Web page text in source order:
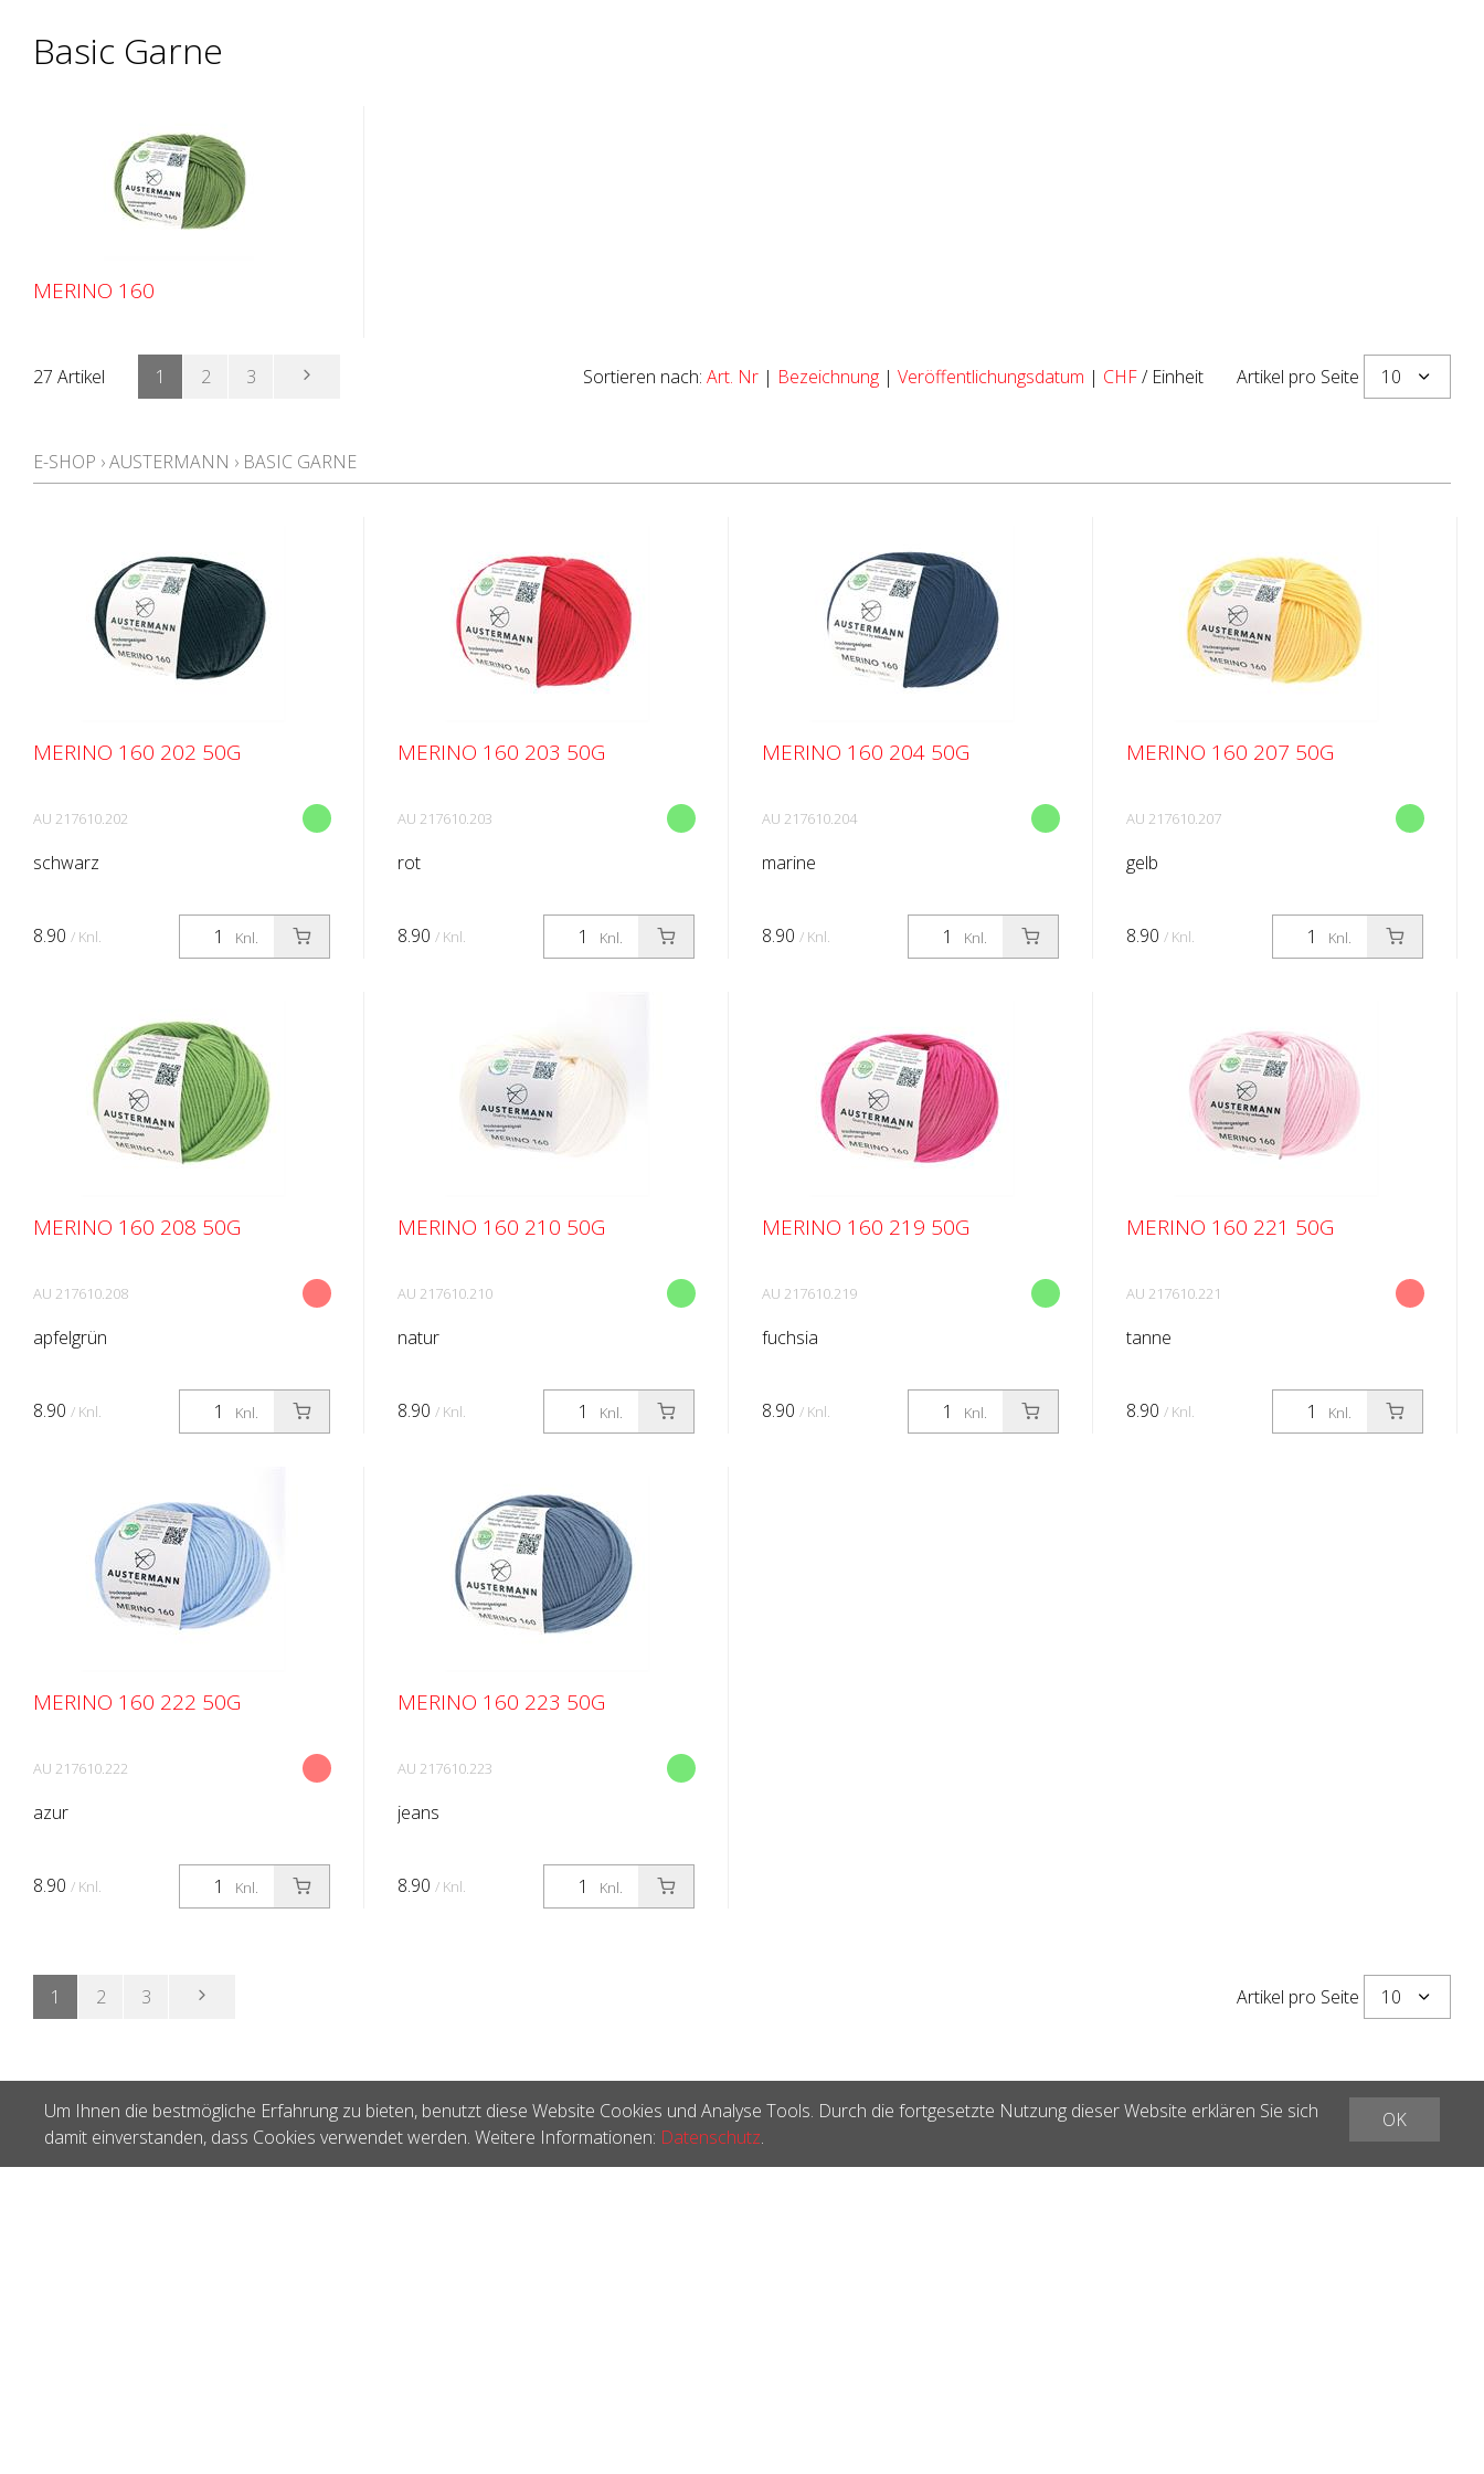
Basic Garne
MERINO 160
Artikel pro Seite 10
Sortieren nach: Art. Nr | Bezeichnung | Veröffentlichungsdatum | CHF/ Einheit
27 Artikel 1 2 3
E-SHOP ›AUSTERMANN › BASIC GARNE
MERINO 160 202 50G
AU 217610.202
schwarz
Knl.
8.90 / Knl.
MERINO 160 203 50G
AU 217610.203
rot
Knl.
8.90 / Knl.
MERINO 160 204 50G
AU 217610.204
marine
Knl.
8.90 / Knl.
MERINO 160 207 50G
AU 217610.207
gelb
Knl.
8.90 / Knl.
MERINO 160 208 50G
AU 217610.208
apfelgrün
Knl.
8.90 / Knl.
MERINO 160 210 50G
AU 217610.210
natur
Knl.
8.90 / Knl.
MERINO 160 219 50G
AU 217610.219
fuchsia
Knl.
8.90 / Knl.
MERINO 160 221 50G
AU 217610.221
tanne
Knl.
8.90 / Knl.
MERINO 160 222 50G
AU 217610.222
azur
Knl.
8.90 / Knl.
MERINO 160 223 50G
AU 217610.223
jeans
Knl.
8.90 / Knl.
Artikel pro Seite 10
1 2 3
OK
Um Ihnen die bestmögliche Erfahrung zu bieten, benutzt diese Website Cookies und Analyse Tools. Durch die fortgesetzte Nutzung dieser Website erklären Sie sich
damit einverstanden, dass Cookies verwendet werden. Weitere Informationen: Datenschutz.